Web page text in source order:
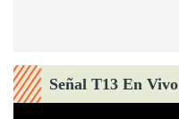
Señal T13 En Vivo